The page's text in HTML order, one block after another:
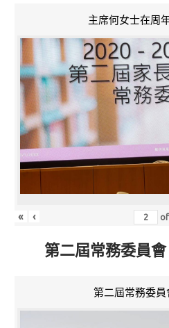
主席何女士在周
« ‹
第二屆常務委員
第二屆常務委